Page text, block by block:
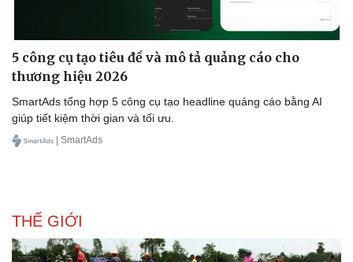
Văn hóa
Di sản
5 công cụ tạo tiêu đề và mô tả quảng cáo cho
thương hiệu 2026
SmartAds tổng hợp 5 công cụ tạo headline quảng cáo bằng AI
giúp tiết kiệm thời gian và tối ưu.
| SmartAds
THẾ GIỚI